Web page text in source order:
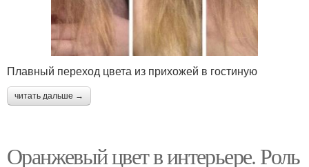
Плавный переход цвета из прихожей в гостиную
читать дальше →
Оранжевый цвет в интерьере. Роль